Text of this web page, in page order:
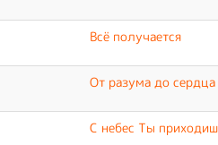
Всё получается
От разума до сердца
С небес Ты